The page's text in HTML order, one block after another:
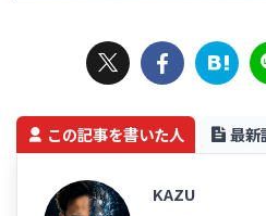
この記事を書いた人 最新
KAZU